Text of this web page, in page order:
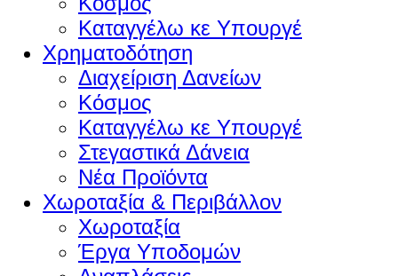
Καταγγέλω κε Υπουργέ
Χρηματοδότηση
Διαχείριση Δανείων
Κόσμος
Καταγγέλω κε Υπουργέ
Στεγαστικά Δάνεια
Νέα Προϊόντα
Χωροταξία & Περιβάλλον
Χωροταξία
Έργα Υποδομών